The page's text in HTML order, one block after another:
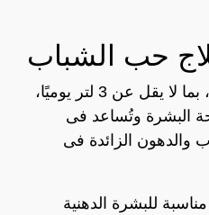
حب الشباب
شرب الكثير من المياه، بما لا يقل عن 3 لتر يوميًا،
البشرة وتُساعد فى
الزائدة فى
للبشرة الدهنية